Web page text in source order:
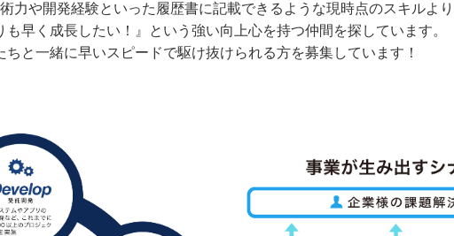
力や開発経験といった履歴書に記載できるような現時点のスキルより
も早く成長したい！』という強い向上心を持つ仲間を探しています。
ちと一緒に早いスピードで駆け抜けられる方を募集しています！